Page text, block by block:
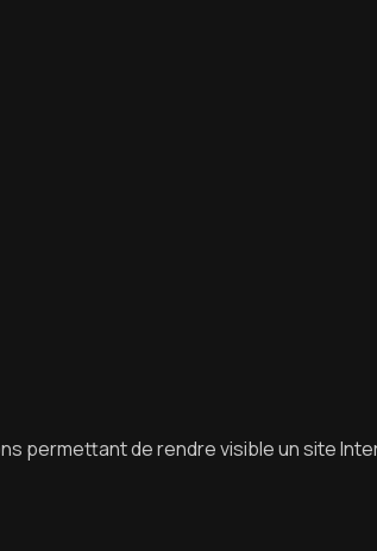
permettant de rendre visible un site